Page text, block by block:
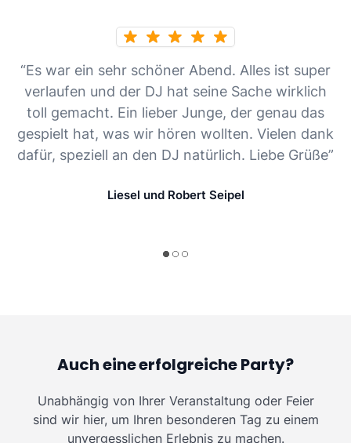
“Es war ein sehr schöner Abend. Alles ist super
verlaufen und der DJ hat seine Sache wirklich
toll gemacht. Ein lieber Junge, der genau das
gespielt hat, was wir hören wollten. Vielen dank
dafür, speziell an den DJ natürlich. Liebe Grüße”
Liesel und Robert Seipel
Auch eine erfolgreiche Party?
Unabhängig von Ihrer Veranstaltung oder Feier
sind wir hier, um Ihren besonderen Tag zu einem
unvergesslichen Erlebnis zu machen.